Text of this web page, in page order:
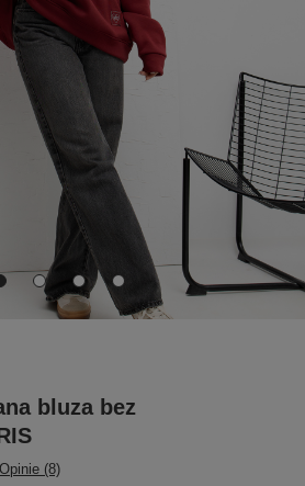
bluza bez
Opinie (8)